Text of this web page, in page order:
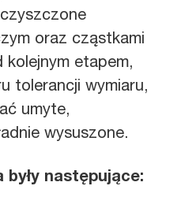
oraz cząstkami
etapem,
tolerancji wymiaru,
umyte,
wysuszone.
były następujące: